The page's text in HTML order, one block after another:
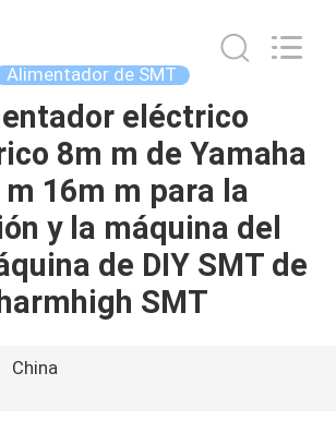
Alimentador de SMT
eléctrico
8m m de Yamaha
m 16m m para la
y la máquina del
de DIY SMT de
SMT
China